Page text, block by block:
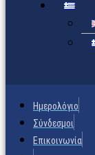
Ημερολόγιο
Σύνδεσμοι
Επικοινωνία